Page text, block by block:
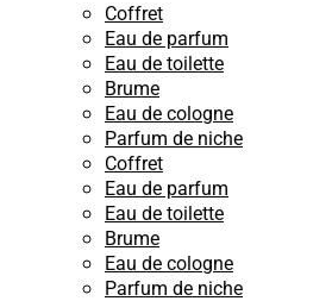
Coffret
Eau de parfum
Eau de toilette
Brume
Eau de cologne
Parfum de niche
Coffret
Eau de parfum
Eau de toilette
Brume
Eau de cologne
Parfum de niche